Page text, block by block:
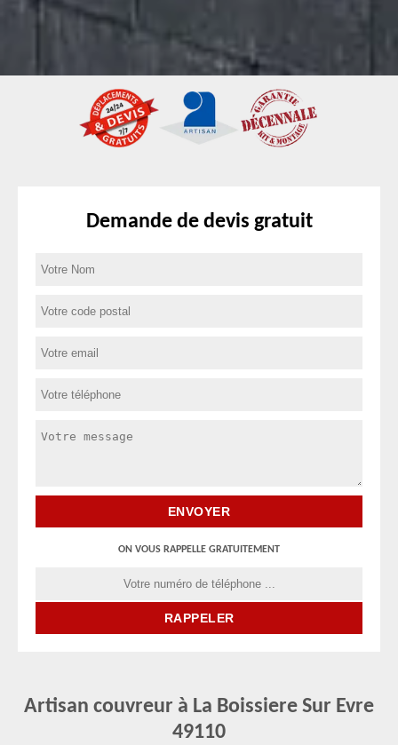
Demande de devis gratuit
ON VOUS RAPPELLE GRATUITEMENT
Artisan couvreur à La Boissiere Sur Evre
49110